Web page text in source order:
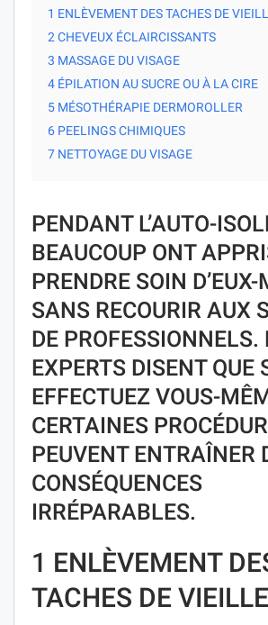
1 ENLÈVEMENT DES TACHES DE
2 CHEVEUX ÉCLAIRCISSANTS
3 MASSAGE DU VISAGE
4 ÉPILATION AU SUCRE OU À LA CIRE
5 MÉSOTHÉRAPIE DERMOROLLER
6 PEELINGS CHIMIQUES
7 NETTOYAGE DU VISAGE
PENDANT L’AUTO-
BEAUCOUP ONT
PRENDRE SOIN
SANS RECOURIR AUX
DE
EXPERTS DISENT QUE
EFFECTUEZ VOUS-
CERTAINES
PEUVENT ENTRAÎNER
CONSÉQUENCES
IRRÉPARABLES.
1 ENLÈVEMENT
TACHES DE